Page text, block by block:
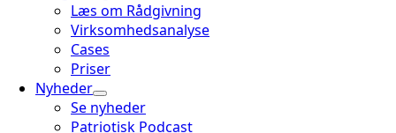
Læs om Rådgivning
Virksomhedsanalyse
Cases
Priser
Nyheder
Se nyheder
Patriotisk Podcast